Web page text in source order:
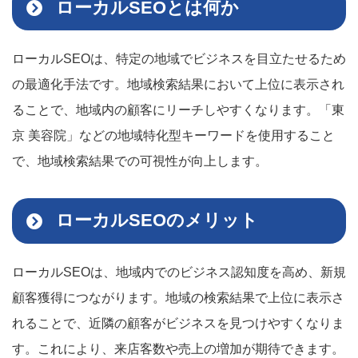
ローカルSEOとは何か
ローカルSEOは、特定の地域でビジネスを目立たせるため
の最適化手法です。地域検索結果において上位に表示され
ることで、地域内の顧客にリーチしやすくなります。「東
京 美容院」などの地域特化型キーワードを使用すること
で、地域検索結果での可視性が向上します。
ローカルSEOのメリット
ローカルSEOは、地域内でのビジネス認知度を高め、新規
顧客獲得につながります。地域の検索結果で上位に表示さ
れることで、近隣の顧客がビジネスを見つけやすくなりま
す。これにより、来店客数や売上の増加が期待できます。